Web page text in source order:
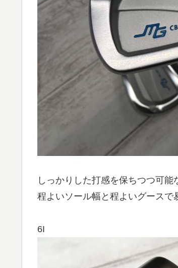
しっかりした打感を保ちつつ可能
程よいソール幅と程よいグースで
6I